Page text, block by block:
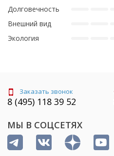
Долговечность
Внешний вид
Экология
Заказать звонок
8 (495) 118 39 52
МЫ В СОЦСЕТЯХ